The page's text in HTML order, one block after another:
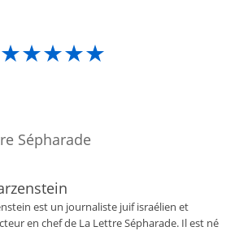
★★★★★
Sépharade
est un journaliste juif israélien et
en chef de La Lettre Sépharade. Il est né